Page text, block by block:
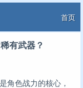
首页
有武器？
角色战力的核心，